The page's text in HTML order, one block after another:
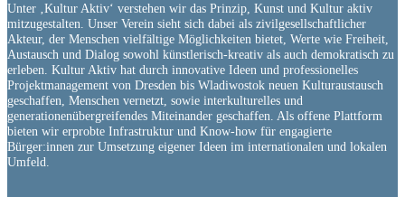
Unter ‚Kultur Aktiv‘ verstehen wir das Prinzip, Kunst und Kultur aktiv
mitzugestalten. Unser Verein sieht sich dabei als zivilgesellschaftlicher
Akteur, der Menschen vielfältige Möglichkeiten bietet, Werte wie Freiheit,
Austausch und Dialog sowohl künstlerisch-kreativ als auch demokratisch zu
erleben. Kultur Aktiv hat durch innovative Ideen und professionelles
Projektmanagement von Dresden bis Wladiwostok neuen Kulturaustausch
geschaffen, Menschen vernetzt, sowie interkulturelles und
generationenübergreifendes Miteinander geschaffen. Als offene Plattform
bieten wir erprobte Infrastruktur und Know-how für engagierte
Bürger:innen zur Umsetzung eigener Ideen im internationalen und lokalen
Umfeld.